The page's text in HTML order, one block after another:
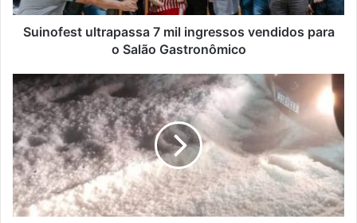
Salão
Gastronômico
Suinofest ultrapassa 7 mil ingressos vendidos para
o Salão Gastronômico
Rodovia
na
Serra
Gaúcha
é
tomada
por
granizo
e